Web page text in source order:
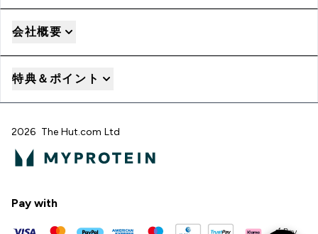
会社概要
特典＆ポイント
2026 The Hut.com Ltd
Pay with